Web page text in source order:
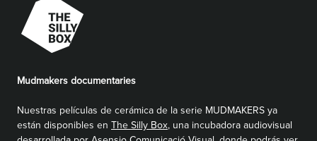
Mudmakers documentaries
Nuestras películas de cerámica de la serie MUDMAKERS ya
están disponibles en
The Silly Box, una incubadora audiovisual